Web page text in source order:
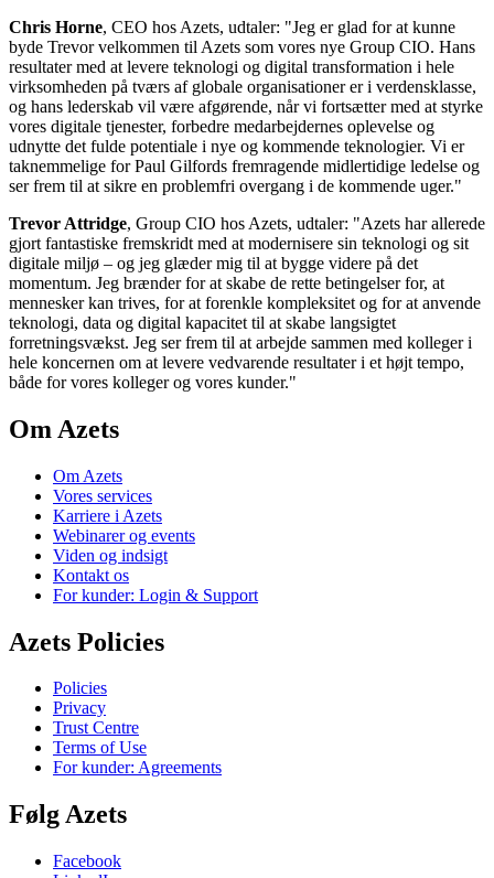
Chris Horne, CEO hos Azets, udtaler: "Jeg er glad for at kunne
byde Trevor velkommen til Azets som vores nye Group CIO. Hans
resultater med at levere teknologi og digital transformation i hele
virksomheden på tværs af globale organisationer er i verdensklasse,
og hans lederskab vil være afgørende, når vi fortsætter med at styrke
vores digitale tjenester, forbedre medarbejdernes oplevelse og
udnytte det fulde potentiale i nye og kommende teknologier. Vi er
taknemmelige for Paul Gilfords fremragende midlertidige ledelse og
ser frem til at sikre en problemfri overgang i de kommende uger."
Trevor Attridge, Group CIO hos Azets, udtaler: "Azets har allerede
gjort fantastiske fremskridt med at modernisere sin teknologi og sit
digitale miljø – og jeg glæder mig til at bygge videre på det
momentum. Jeg brænder for at skabe de rette betingelser for, at
mennesker kan trives, for at forenkle kompleksitet og for at anvende
teknologi, data og digital kapacitet til at skabe langsigtet
forretningsvækst. Jeg ser frem til at arbejde sammen med kolleger i
hele koncernen om at levere vedvarende resultater i et højt tempo,
både for vores kolleger og vores kunder."
Om Azets
Om Azets
Vores services
Karriere i Azets
Webinarer og events
Viden og indsigt
Kontakt os
For kunder: Login & Support
Azets Policies
Policies
Privacy
Trust Centre
Terms of Use
For kunder: Agreements
Følg Azets
Facebook